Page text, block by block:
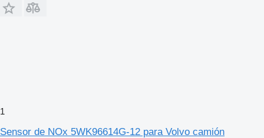
1
Sensor de NOx 5WK96614G-12 para Volvo camión